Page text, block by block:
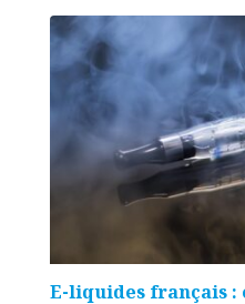
E-liquides français :